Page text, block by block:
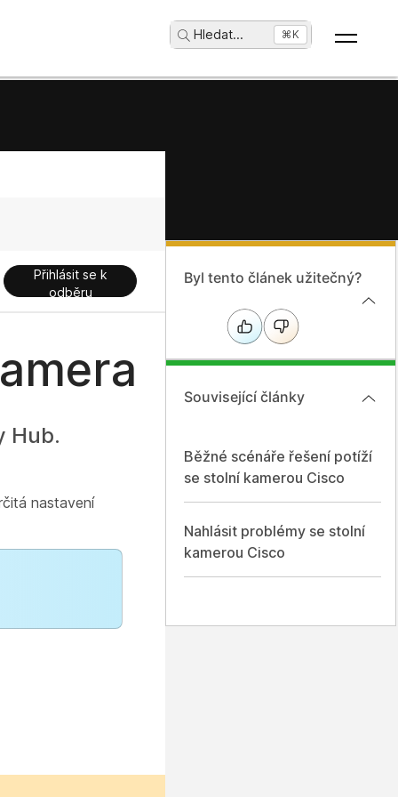
Hledat... ⌘K
Přihlásit se k
odběru
Hub.
nastavení
Byl tento článek užitečný?
Související články
Běžné scénáře řešení potíží
se stolní kamerou Cisco
Nahlásit problémy se stolní
kamerou Cisco